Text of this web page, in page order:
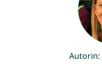
Autorin: